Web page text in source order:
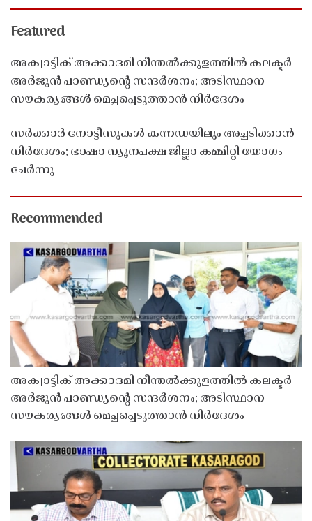
Featured
അക്വാട്ടിക് അക്കാദമി നീന്തൽക്കുളത്തിൽ കലക്ടർ
അർജുൻ പാണ്ഡ്യൻ്റെ സന്ദർശനം; അടിസ്ഥാന
സൗകര്യങ്ങൾ മെച്ചപ്പെടുത്താൻ നിർദേശം
സർക്കാർ നോട്ടീസുകൾ കന്നഡയിലും അച്ചടിക്കാൻ
നിർദേശം; ഭാഷാ ന്യൂനപക്ഷ ജില്ലാ കമ്മിറ്റി യോഗം
ചേർന്നു
Recommended
അക്വാട്ടിക് അക്കാദമി നീന്തൽക്കുളത്തിൽ കലക്ടർ
അർജുൻ പാണ്ഡ്യൻ്റെ സന്ദർശനം; അടിസ്ഥാന
സൗകര്യങ്ങൾ മെച്ചപ്പെടുത്താൻ നിർദേശം